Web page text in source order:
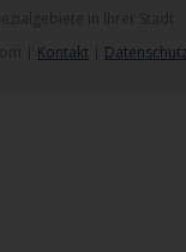
Kontakt Datenschutz